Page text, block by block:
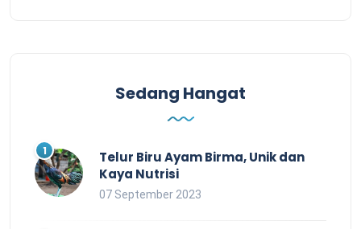
Sedang Hangat
Telur Biru Ayam Birma, Unik dan
Kaya Nutrisi
07 September 2023